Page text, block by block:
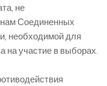
не
Соединенных
необходимой для
на участие в выборах.